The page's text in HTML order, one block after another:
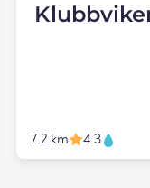
7.2 km 4.3